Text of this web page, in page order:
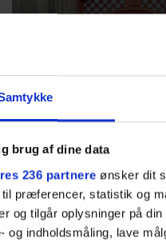
brug af dine data
236 partnere ønsker dit
til præferencer, statistik og
og tilgår oplysninger på
og indholdsmåling, lave